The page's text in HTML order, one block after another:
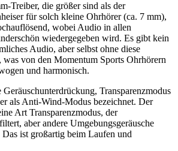
Treiber, die größer sind als der
für solch kleine Ohrhörer (ca. 7 mm),
wobei Audio in allen
wiedergegeben wird. Es gibt kein
Audio, aber selbst ohne diese
von den Momentum Sports Ohrhörern
und harmonisch.
Transparenzmodus
als Anti-Wind-Modus bezeichnet. Der
Art Transparenzmodus, der
aber andere Umgebungsgeräusche
Das ist großartig beim Laufen und